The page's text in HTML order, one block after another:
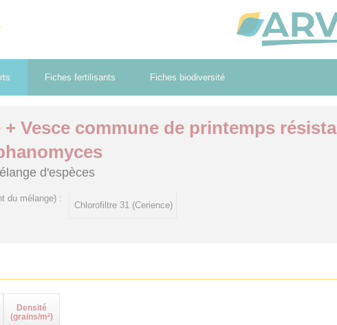
Fiches fertilisants Fiches biodiversité
Vesce commune de printemps
d'espèces
du mélange) :
Chlorofiltre 31 (Cerience)
Densité
(grains/m²)